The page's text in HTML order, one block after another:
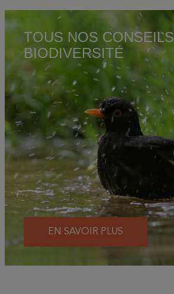
TOUS NOS CONSEILS
BIODIVERSITÉ
EN SAVOIR PLUS